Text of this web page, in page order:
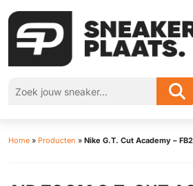
Home » Producten » Nike G.T. Cut Academy –